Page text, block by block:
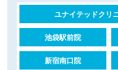
ユナイテッドクリ
池袋駅前院
新宿南口院